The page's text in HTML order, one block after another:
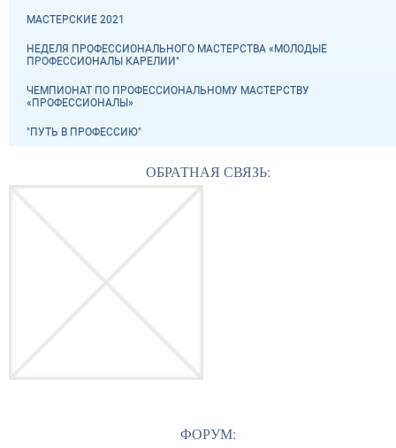
МАСТЕРСКИЕ 2021
НЕДЕЛЯ ПРОФЕССИОНАЛЬНОГО МАСТЕРСТВА «МОЛОДЫЕ
ПРОФЕССИОНАЛЫ КАРЕЛИИ"
ЧЕМПИОНАТ ПО ПРОФЕССИОНАЛЬНОМУ МАСТЕРСТВУ
«ПРОФЕССИОНАЛЫ»
"ПУТЬ В ПРОФЕССИЮ"
ОБРАТНАЯ СВЯЗЬ:
ФОРУМ: